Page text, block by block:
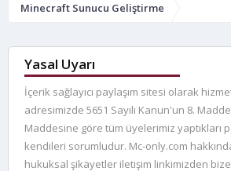
Minecraft Sunucu Geliştirme
Yasal Uyarı
İçerik sağlayıcı paylaşım sitesi olarak
adresimizde 5651 Sayılı Kanun'un 8.
Maddesine göre tüm üyelerimiz yaptıkları
kendileri sorumludur. Mc-only.com
hukuksal şikayetler iletişim linkimizden bize